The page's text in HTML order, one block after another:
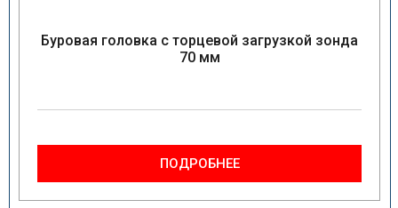
Буровая головка с торцевой загрузкой зонда
70 мм
ПОДРОБНЕЕ